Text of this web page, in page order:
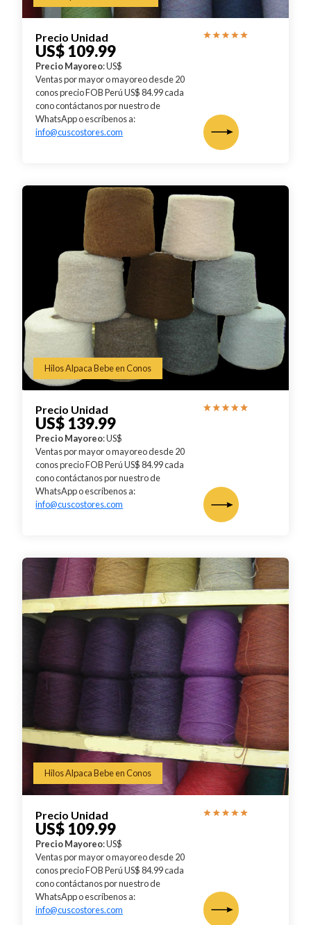
Precio Unidad
US$ 109.99
Precio Mayoreo: US$
Ventas por mayor o mayoreo desde 20
conos precio FOB Perú US$ 84.99 cada
cono contáctanos por nuestro de
WhatsApp o escríbenos a:
info@cuscostores.com
Hilos Alpaca Bebe en Conos
Precio Unidad
US$ 139.99
Precio Mayoreo: US$
Ventas por mayor o mayoreo desde 20
conos precio FOB Perú US$ 84.99 cada
cono contáctanos por nuestro de
WhatsApp o escríbenos a:
info@cuscostores.com
Hilos Alpaca Bebe en Conos
Precio Unidad
US$ 109.99
Precio Mayoreo: US$
Ventas por mayor o mayoreo desde 20
conos precio FOB Perú US$ 84.99 cada
cono contáctanos por nuestro de
WhatsApp o escríbenos a:
info@cuscostores.com